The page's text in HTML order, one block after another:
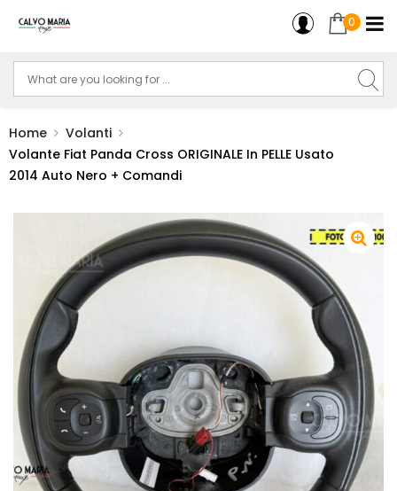
0
Home
Volanti
Volante Fiat Panda Cross ORIGINALE In PELLE Usato
2014 Auto Nero + Comandi